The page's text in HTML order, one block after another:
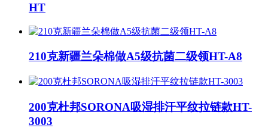
HT
210克新疆兰朵棉做A5级抗菌二级领HT-A8
200克杜邦SORONA吸湿排汗平纹拉链款HT-
3003